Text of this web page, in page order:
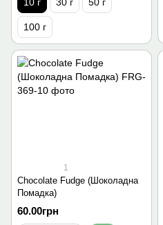
100 г
1
Chocolate Fudge (Шоколадна
Помадка)
60.00грн